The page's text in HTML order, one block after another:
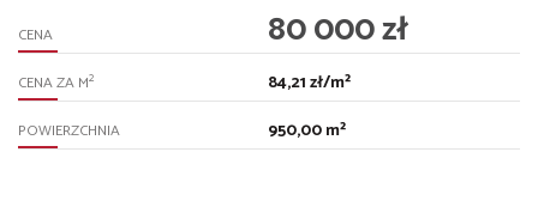
CENA 80 000 zł
CENA ZA M2 84,21 zł/m²
POWIERZCHNIA 950,00 m²